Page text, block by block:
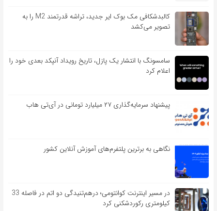
کالبدشکافی مک بوک ایر جدید، تراشه قدرتمند M2 را به
تصویر می‌کشد
سامسونگ با انتشار یک پازل، تاریخ رویداد آنپکد بعدی خود را
اعلام کرد
پیشنهاد سرمایه‌گذاری ۲۷ میلیارد تومانی در آی‌تی هاب
نگاهی به برترین پلتفرم‌های آموزش آنلاین کشور
در مسیر اینترنت کوانتومی؛ درهم‌تنیدگی دو اتم در فاصله 33
کیلومتری رکوردشکنی کرد